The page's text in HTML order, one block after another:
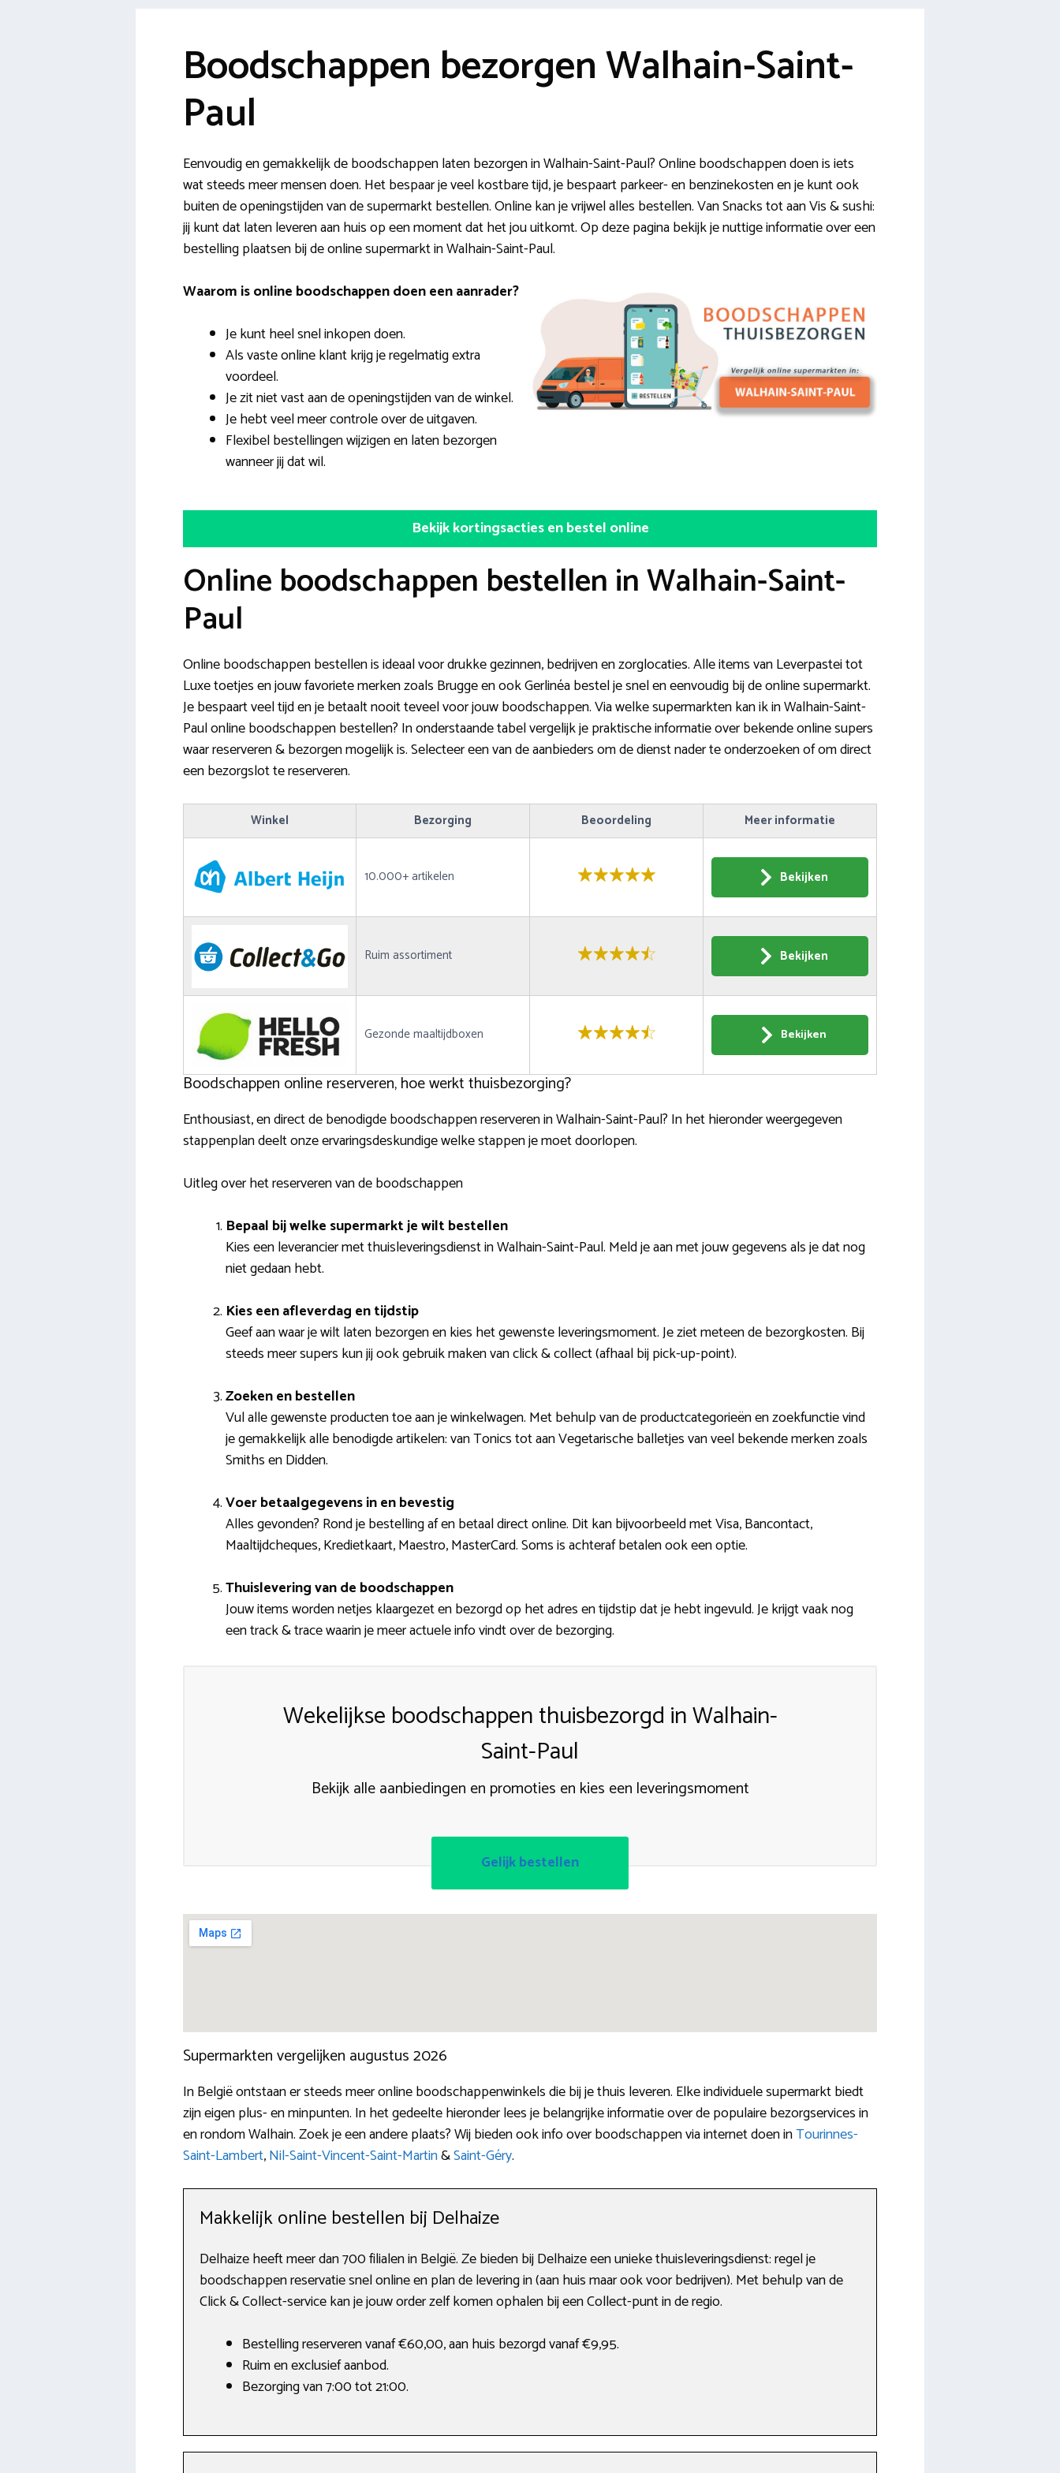
Boodschappen bezorgen Walhain-Saint-
Paul
Eenvoudig en gemakkelijk de boodschappen laten bezorgen in Walhain-Saint-Paul? Online boodschappen doen is iets
wat steeds meer mensen doen. Het bespaar je veel kostbare tijd, je bespaart parkeer- en benzinekosten en je kunt ook
buiten de openingstijden van de supermarkt bestellen. Online kan je vrijwel alles bestellen. Van Snacks tot aan Vis & sushi:
jij kunt dat laten leveren aan huis op een moment dat het jou uitkomt. Op deze pagina bekijk je nuttige informatie over een
bestelling plaatsen bij de online supermarkt in Walhain-Saint-Paul.
Waarom is online boodschappen doen een aanrader?
Je kunt heel snel inkopen doen.
Als vaste online klant krijg je regelmatig extra
voordeel.
Je zit niet vast aan de openingstijden van de winkel.
Je hebt veel meer controle over de uitgaven.
Flexibel bestellingen wijzigen en laten bezorgen
wanneer jij dat wil.
Bekijk kortingsacties en bestel online
Online boodschappen bestellen in Walhain-Saint-
Paul
Online boodschappen bestellen is ideaal voor drukke gezinnen, bedrijven en zorglocaties. Alle items van Leverpastei tot
Luxe toetjes en jouw favoriete merken zoals Brugge en ook Gerlinéa bestel je snel en eenvoudig bij de online supermarkt.
Je bespaart veel tijd en je betaalt nooit teveel voor jouw boodschappen. Via welke supermarkten kan ik in Walhain-Saint-
Paul online boodschappen bestellen? In onderstaande tabel vergelijk je praktische informatie over bekende online supers
waar reserveren & bezorgen mogelijk is. Selecteer een van de aanbieders om de dienst nader te onderzoeken of om direct
een bezorgslot te reserveren.
Winkel Bezorging Beoordeling Meer informatie
10.000+ artikelen Bekijken
Ruim assortiment Bekijken
Gezonde maaltijdboxen Bekijken
Boodschappen online reserveren, hoe werkt thuisbezorging?
Enthousiast, en direct de benodigde boodschappen reserveren in Walhain-Saint-Paul? In het hieronder weergegeven
stappenplan deelt onze ervaringsdeskundige welke stappen je moet doorlopen.
Uitleg over het reserveren van de boodschappen
Bepaal bij welke supermarkt je wilt bestellen
Kies een leverancier met thuisleveringsdienst in Walhain-Saint-Paul. Meld je aan met jouw gegevens als je dat nog
niet gedaan hebt.
Kies een afleverdag en tijdstip
Geef aan waar je wilt laten bezorgen en kies het gewenste leveringsmoment. Je ziet meteen de bezorgkosten. Bij
steeds meer supers kun jij ook gebruik maken van click & collect (afhaal bij pick-up-point).
Zoeken en bestellen
Vul alle gewenste producten toe aan je winkelwagen. Met behulp van de productcategorieën en zoekfunctie vind
je gemakkelijk alle benodigde artikelen: van Tonics tot aan Vegetarische balletjes van veel bekende merken zoals
Smiths en Didden.
Voer betaalgegevens in en bevestig
Alles gevonden? Rond je bestelling af en betaal direct online. Dit kan bijvoorbeeld met Visa, Bancontact,
Maaltijdcheques, Kredietkaart, Maestro, MasterCard. Soms is achteraf betalen ook een optie.
Thuislevering van de boodschappen
Jouw items worden netjes klaargezet en bezorgd op het adres en tijdstip dat je hebt ingevuld. Je krijgt vaak nog
een track & trace waarin je meer actuele info vindt over de bezorging.
Wekelijkse boodschappen thuisbezorgd in Walhain-
Saint-Paul
Bekijk alle aanbiedingen en promoties en kies een leveringsmoment
Gelijk bestellen
Supermarkten vergelijken augustus 2026
In België ontstaan er steeds meer online boodschappenwinkels die bij je thuis leveren. Elke individuele supermarkt biedt
zijn eigen plus- en minpunten. In het gedeelte hieronder lees je belangrijke informatie over de populaire bezorgservices in
en rondom Walhain. Zoek je een andere plaats? Wij bieden ook info over boodschappen via internet doen inTourinnes-
Saint-Lambert,Nil-Saint-Vincent-Saint-Martin&Saint-Géry.
Makkelijk online bestellen bij Delhaize
Delhaize heeft meer dan 700 filialen in België. Ze bieden bij Delhaize een unieke thuisleveringsdienst: regel je
boodschappen reservatie snel online en plan de levering in (aan huis maar ook voor bedrijven). Met behulp van de
Click & Collect-service kan je jouw order zelf komen ophalen bij een Collect-punt in de regio.
Bestelling reserveren vanaf €60,00, aan huis bezorgd vanaf €9,95.
Ruim en exclusief aanbod.
Bezorging van 7:00 tot 21:00.